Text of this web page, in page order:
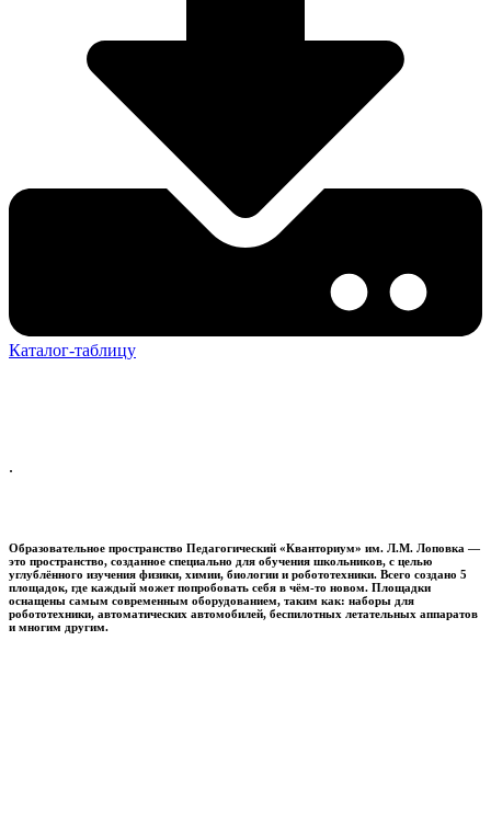
Каталог-таблицу
.
Образовательное пространство Педагогический «Кванториум» им. Л.М. Лоповка —
это пространство, созданное специально для обучения школьников, с целью
углублённого изучения физики, химии, биологии и робототехники. Всего создано 5
площадок, где каждый может попробовать себя в чём-то новом. Площадки
оснащены самым современным оборудованием, таким как: наборы для
робототехники, автоматических автомобилей, беспилотных летательных аппаратов
и многим другим.